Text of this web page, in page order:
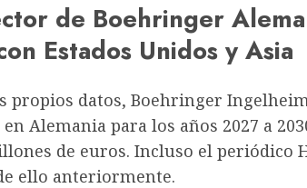
de Boehringer
Estados Unidos y Asia
propios datos, Boehringer
Alemania para los años 2027 a
de euros. Incluso el periódico
ello anteriormente.